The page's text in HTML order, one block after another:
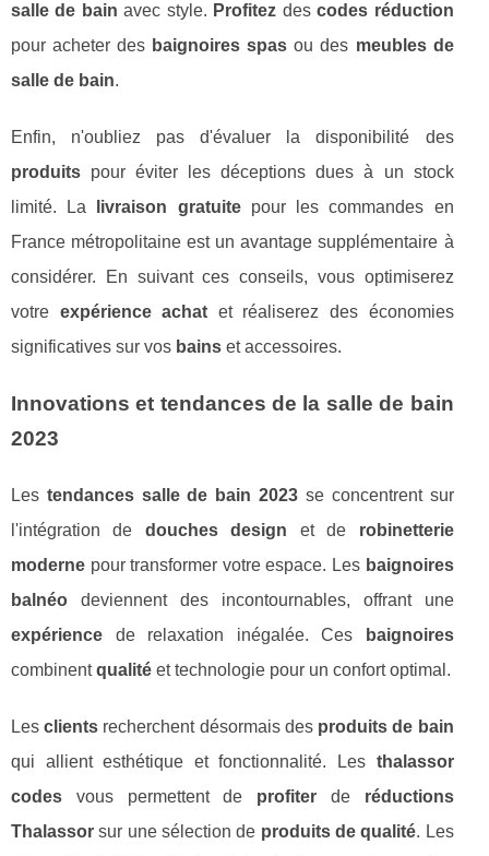
salle de bain avec style. Profitez descodes réduction
pour acheter des baignoires spas ou des meubles de
salle de bain.
Enfin, n'oubliez pas d'évaluer la disponibilité des
produits pour éviter les déceptions dues à un stock
limité. La
livraison gratuitepour les commandes en
France métropolitaine est un avantage supplémentaire à
considérer. En suivant ces conseils, vous optimiserez
votre expérience achat et réaliserez des économies
significatives sur vos bains et accessoires.
Innovations et tendances de la salle de bain
2023
Les tendances salle de bain 2023 se concentrent sur
l'intégration de douches design et de robinetterie
moderne pour transformer votre espace. Les baignoires
balnéo deviennent des incontournables, offrant une
expérience de relaxation inégalée. Ces
baignoires
combinentqualité et technologie pour un confort optimal.
Lesclients recherchent désormais des produits de bain
qui allient esthétique et fonctionnalité. Les thalassor
codes vous permettent de profiter de réductions
Thalassor sur une sélection de produits de qualité. Les